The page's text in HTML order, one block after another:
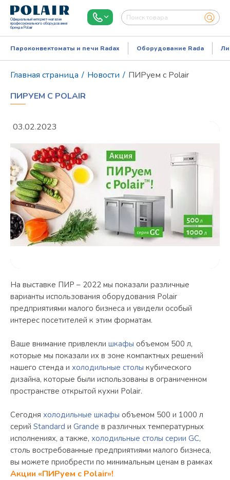
Официальный интернет-магазин
профессионального оборудования
бренда Polair
Режим работы: Пн..Пт: 9.00-18.00
Пароконвектоматы и печи Radax Оборудование Rada
Главная страница / Новости / ПИРуем с Polair
ПИРУЕМ С POLAIR
03.02.2023
На выставке ПИР – 2022 мы показали различные
варианты использования оборудования Polair
предприятиями малого бизнеса и увидели особый
интерес посетителей к этим форматам.
Ваше внимание привлекли шкафы объемом 500 л,
которые мы показали их в зоне компактных решений
нашего стенда и холодильные столы кубического
дизайна, которые были использованы в ограниченном
пространстве открытой кухни Polair.
Сегодня холодильные шкафы объемом 500 и 1000 л
серий Standard и Grande в различных температурных
исполнениях, а также, холодильные столы серии GC,
столь востребованные предприятиями малого бизнеса,
вы можете приобрести по минимальным ценам в рамках
Акции «ПИРуем с Polair»!